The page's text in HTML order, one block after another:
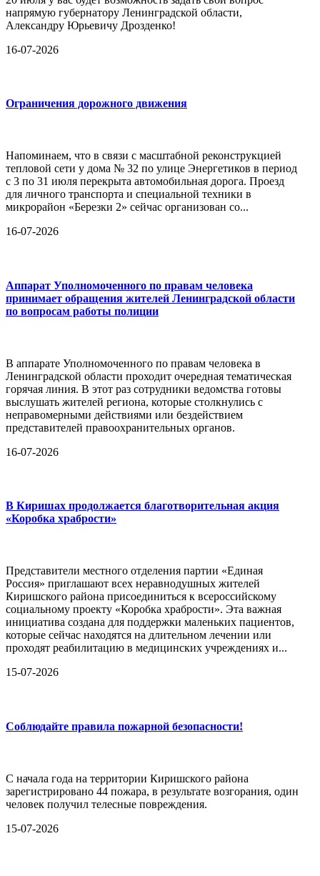
напрямую губернатору Ленинградской области,
Александру Юрьевичу Дрозденко!
16-07-2026
Ограничения дорожного движения
Напоминаем, что в связи с масштабной реконструкцией
тепловой сети у дома № 32 по улице Энергетиков в период
с 3 по 31 июля перекрыта автомобильная дорога. Проезд
для личного транспорта и специальной техники в
микрорайон «Березки 2» сейчас организован со...
16-07-2026
Аппарат Уполномоченного по правам человека
принимает обращения жителей Ленинградской области
по вопросам работы полиции
В аппарате Уполномоченного по правам человека в
Ленинградской области проходит очередная тематическая
горячая линия. В этот раз сотрудники ведомства готовы
выслушать жителей региона, которые столкнулись с
неправомерными действиями или бездействием
представителей правоохранительных органов.
16-07-2026
В Киришах продолжается благотворительная акция
«Коробка храбрости»
Представители местного отделения партии «Единая
Россия» приглашают всех неравнодушных жителей
Киришского района присоединиться к всероссийскому
социальному проекту «Коробка храбрости». Эта важная
инициатива создана для поддержки маленьких пациентов,
которые сейчас находятся на длительном лечении или
проходят реабилитацию в медицинских учреждениях и...
15-07-2026
Соблюдайте правила пожарной безопасности!
С начала года на территории Киришского района
зарегистрировано 44 пожара, в результате возгорания, один
человек получил телесные повреждения.
15-07-2026